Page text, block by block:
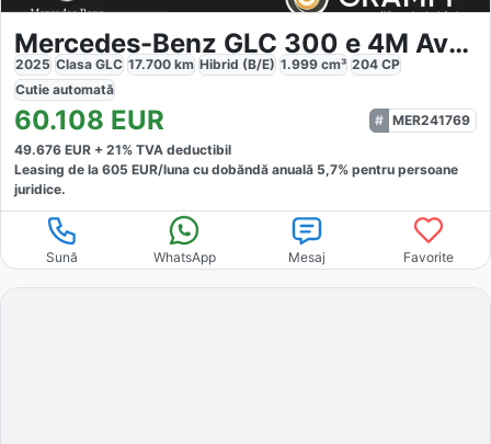
Mercedes-Benz GLC 300 e 4M Avantgarde
2025 Clasa GLC 17.700 km Hibrid (B/E) 1.999 cm³ 204 CP
Cutie automată
60.108 EUR
MER241769
49.676 EUR + 21% TVA deductibil
Leasing de la 605 EUR/luna cu dobăndă anuală 5,7% pentru persoane
juridice.
Sună WhatsApp Mesaj Favorite